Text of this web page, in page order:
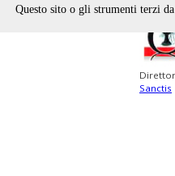
Sanctis
Questo sito o gli strumenti terzi